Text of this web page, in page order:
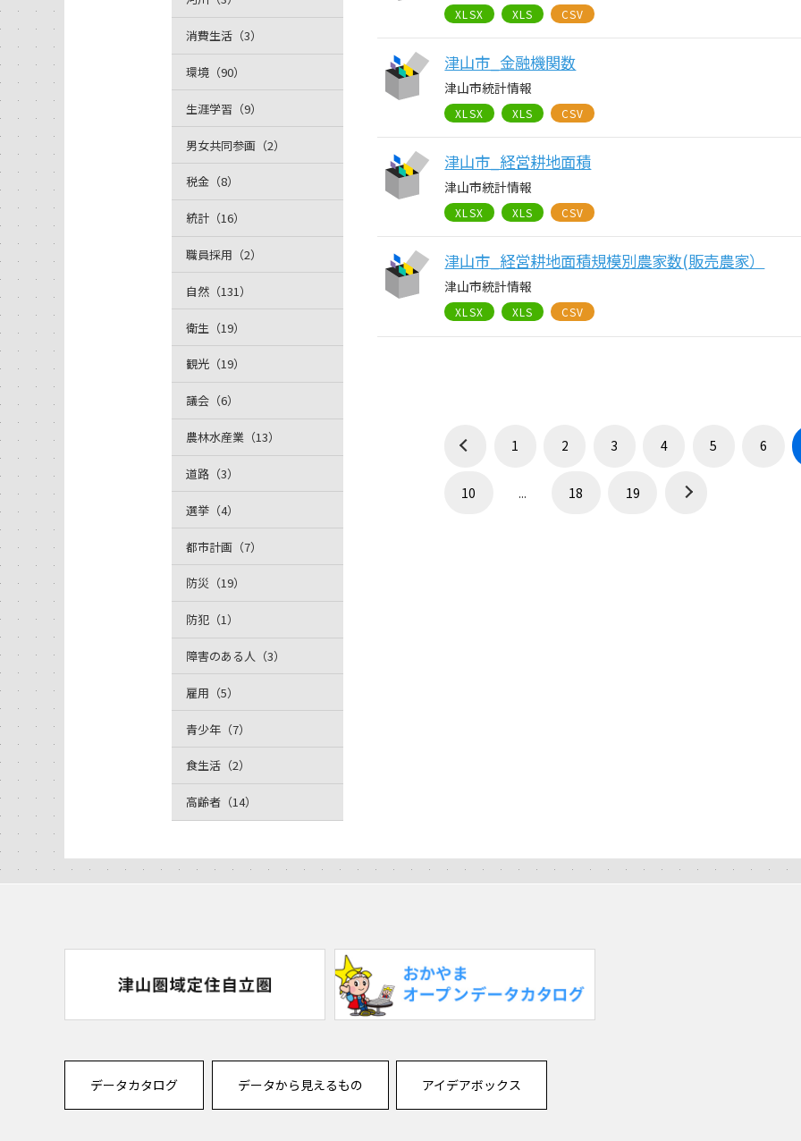
XLSX XLS CSV
津山市_金融機関数
津山市統計情報
XLSX XLS CSV
津山市_経営耕地面積
津山市統計情報
XLSX XLS CSV
津山市_経営耕地面積規模別農家数(販売農家）
津山市統計情報
XLSX XLS CSV
1 2 3 4 5 6
10 ... 18 19
消費生活（3）
環境（90）
生涯学習（9）
男女共同参画（2）
税金（8）
統計（16）
職員採用（2）
自然（131）
衛生（19）
観光（19）
議会（6）
農林水産業（13）
道路（3）
選挙（4）
都市計画（7）
防災（19）
防犯（1）
障害のある人（3）
雇用（5）
青少年（7）
食生活（2）
高齢者（14）
データカタログ データから見えるもの アイデアボックス